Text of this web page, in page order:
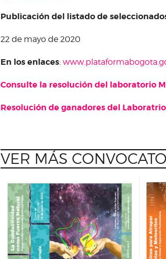
Publicación​ ​del​ ​listado​ ​de​
22 de mayo de 2020
En los enlaces:
Consulte la resolución del laboratorio
Resolución de ganadores del
VER MÁS